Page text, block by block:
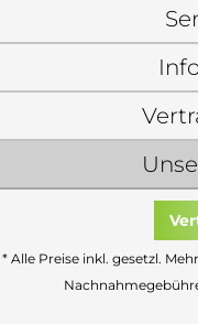
* Alle Preise inkl. gesetzl.